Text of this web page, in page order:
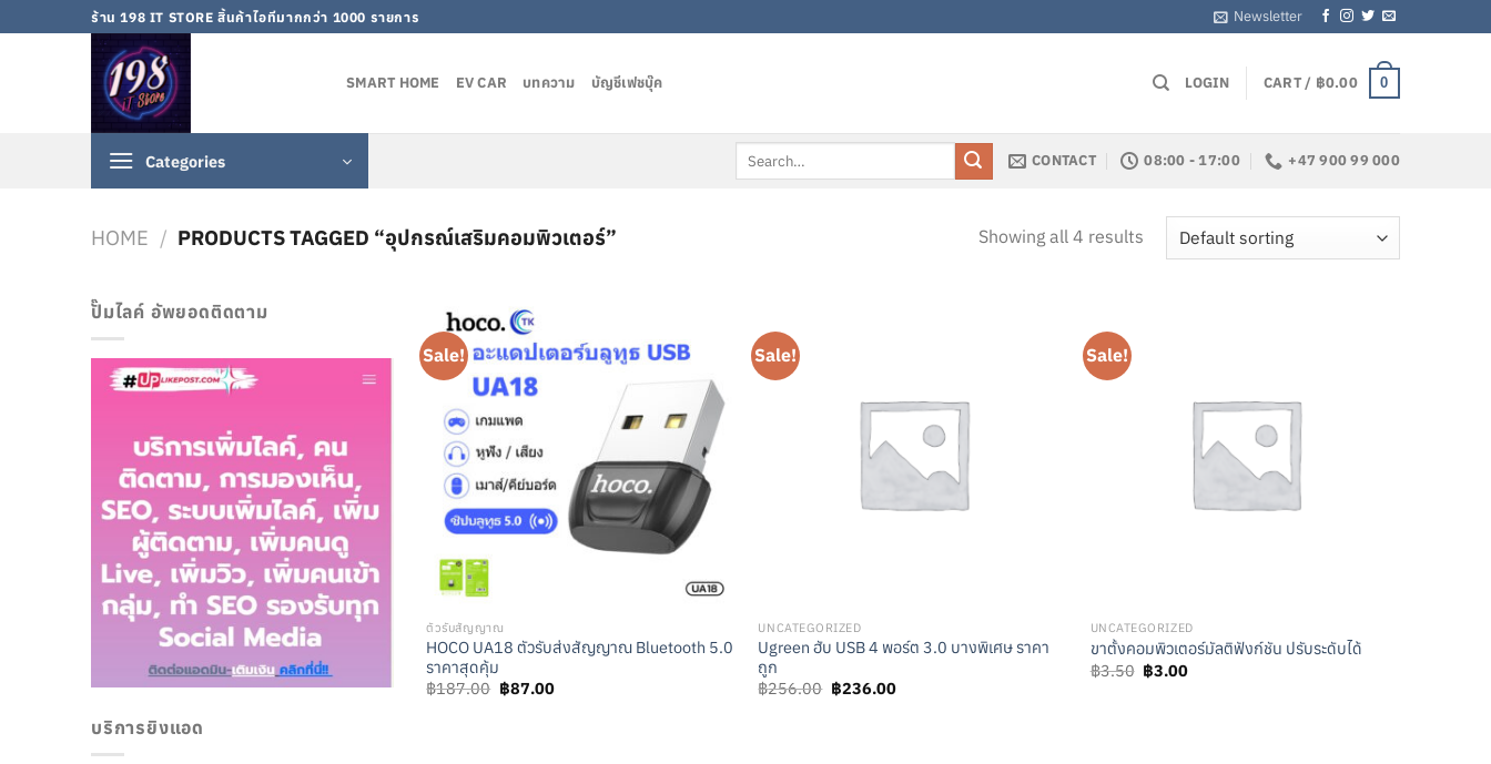
to
ร้าน 198 IT STORE สิ้นค้าไอทีมากกว่า 1000 รายการ Newsletter
SMART HOME EV CAR บทความ บัญชีเฟชบุ๊ค LOGIN CART / ฿0.00 0
Categories
Search
for:
CONTACT 08:00 - 17:00 +47 900 99 000
HOME / PRODUCTS TAGGED “อุปกรณ์เสริมคอมพิวเตอร์” Showing all 4 results
ปั๊มไลค์ อัพยอดติดตาม
บริการยิงแอด
Sale!
ตัวรับสัญญาณ
HOCO UA18 ตัวรับส่งสัญญาณ Bluetooth 5.0
ราคาสุดคุ้ม
฿187.00 Original
price
฿87.00Current
Sale!
UNCATEGORIZED
Ugreen ฮับ USB 4 พอร์ต 3.0 บางพิเศษ ราคา
ถูก
฿256.00 Original
price
฿236.00Current
Sale!
UNCATEGORIZED
ขาตั้งคอมพิวเตอร์มัลติฟังก์ชัน ปรับระดับได้
฿3.50 Original
price
฿3.00Current